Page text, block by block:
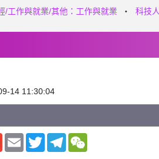
/工作與就業/其他：工作與就業 科技
14 11:30:04
Gmail Email TwitterTelegram